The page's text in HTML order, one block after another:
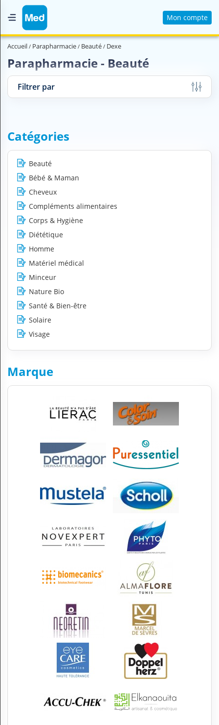
Mon compte
Accueil
Magazine Médical
V
O
Professionnel de santé
Pharmacie
Médicament
Questions médicales
Laboratoire
Se connecter
Accueil Parapharmacie Beauté Dexe
Parapharmacie - Beauté
Filtrer par
Catégories
Beauté
Bébé & Maman
Cheveux
Compléments alimentaires
Corps & Hygiène
Diététique
Homme
Matériel médical
Minceur
Nature Bio
Santé & Bien-être
Solaire
Visage
Marque